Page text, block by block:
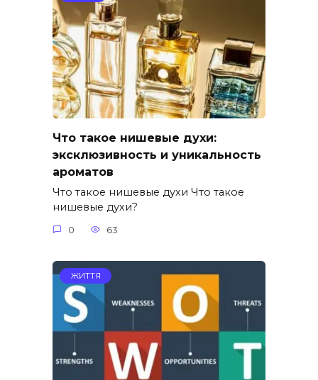
Что такое нишевые духи:
эксклюзивность и уникальность
ароматов
Что такое нишевые духи Что такое
нишевые духи?
0 63
ЖИТТЯ